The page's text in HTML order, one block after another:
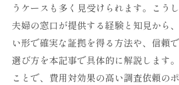
うケースも多く見受けられます。こう
夫婦の窓口が提供する経験と知見から
い形で確実な証拠を得る方法や、信頼
選び方を本記事で具体的に解説します
ことで、費用対効果の高い調査依頼の